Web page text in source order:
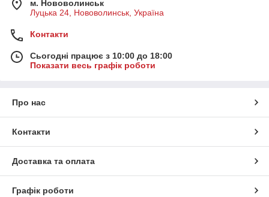
м. Нововолинськ
Луцька 24, Нововолинськ, Україна
Контакти
Сьогодні працює з 10:00 до 18:00
Показати весь графік роботи
Про нас
Контакти
Доставка та оплата
Графік роботи